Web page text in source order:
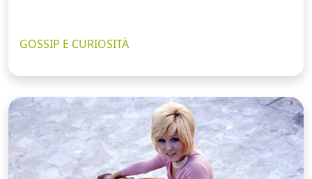
GOSSIP E CURIOSITÀ